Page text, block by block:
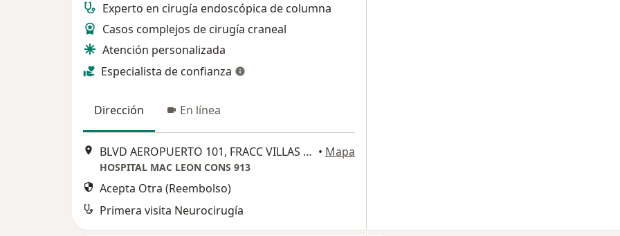
Experto en cirugía endoscópica de columna
Casos complejos de cirugía craneal
Atención personalizada
Especialista de confianza
Dirección En línea
BLVD AEROPUERTO 101, FRACC VILLAS DE SANTA JULIA, León • Mapa
HOSPITAL MAC LEON CONS 913
Acepta Otra (Reembolso)
Primera visita Neurocirugía